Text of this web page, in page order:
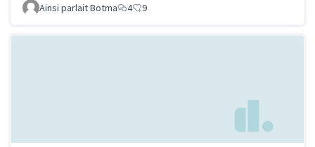
Ainsi parlait Botma 4 9